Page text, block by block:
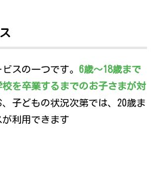
スの一つです。 6歳～18歳まで
を卒業するまでのお子さまが対
子どもの状況次第では、20歳ま
利用できます